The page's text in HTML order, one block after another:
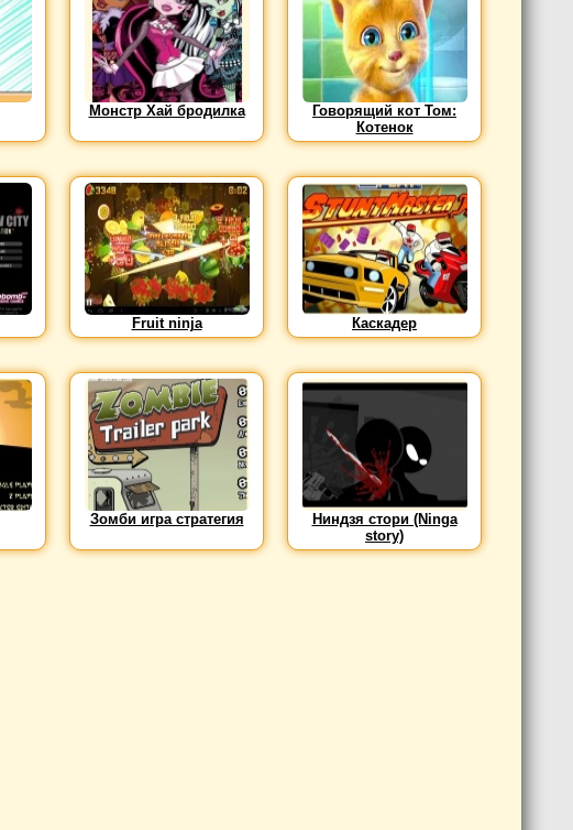
Монстр Хай бродилка
Говорящий кот Том:
Котенок
Fruit ninja Каскадер
Зомби игра стратегия
Ниндзя стори (Ninga
story)